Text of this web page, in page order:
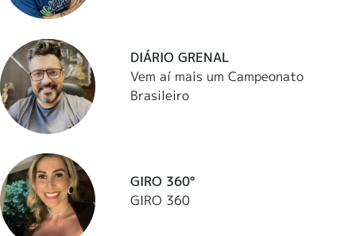
DIÁRIO GRENAL
Vem aí mais um Campeonato
Brasileiro
GIRO 360°
GIRO 360